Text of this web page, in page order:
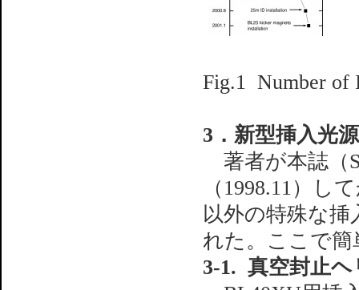
Fig.1 Number of
3．新型挿入光
著者が本誌（
（1998.11）し
以外の特殊な
れた。ここで
3-1. 真空封止